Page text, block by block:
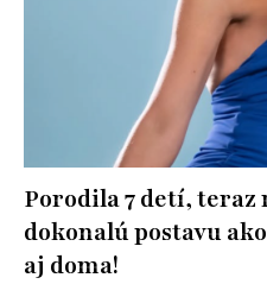
Porodila 7 detí, teraz
dokonalú postavu
aj doma!